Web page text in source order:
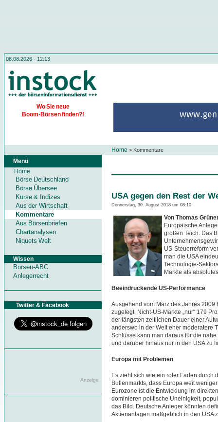
08.08.2026 - 12:13
Wo Sie neue
Boom-Börsen finden?!
Home > Kommentare
Menü
Home
Börse Deutschland
Börse Übersee
Kurse & Indizes
Aus der Wirtschaft
Kommentare
Aus Börsenbriefen
Chartanalysen
Niquets Welt
Wissen
Börsen-ABC
Anlegerrecht
Twitter & Facebook
Anzeige
USA gegen den Rest der
Donnerstag, 30. August 2018 um 08:10
Von Thomas
Europäische
großen Teich. Das
US-Steuerreform
man die USA
Technologie-
Märkte als
Beeindruckende US-Performance
Ausgehend vom März des Jahres
zugelegt, Nicht-US-Märkte „nur“ 179
der längsten zeitlichen Dauer einer
anderswo in der Welt eher moderatere
Schlüsse kann man daraus für die
und darüber hinaus nur in den USA zu
Europa mit Problemen
Es zieht sich wie ein roter Faden
Bullenmarkts, dass Europa weit
Eurozone ist die Entwicklung im
dominieren politische Uneinigkeit,
das Bild. Deutsche Anleger könnten
Aktienanlagen maßgeblich in den USA